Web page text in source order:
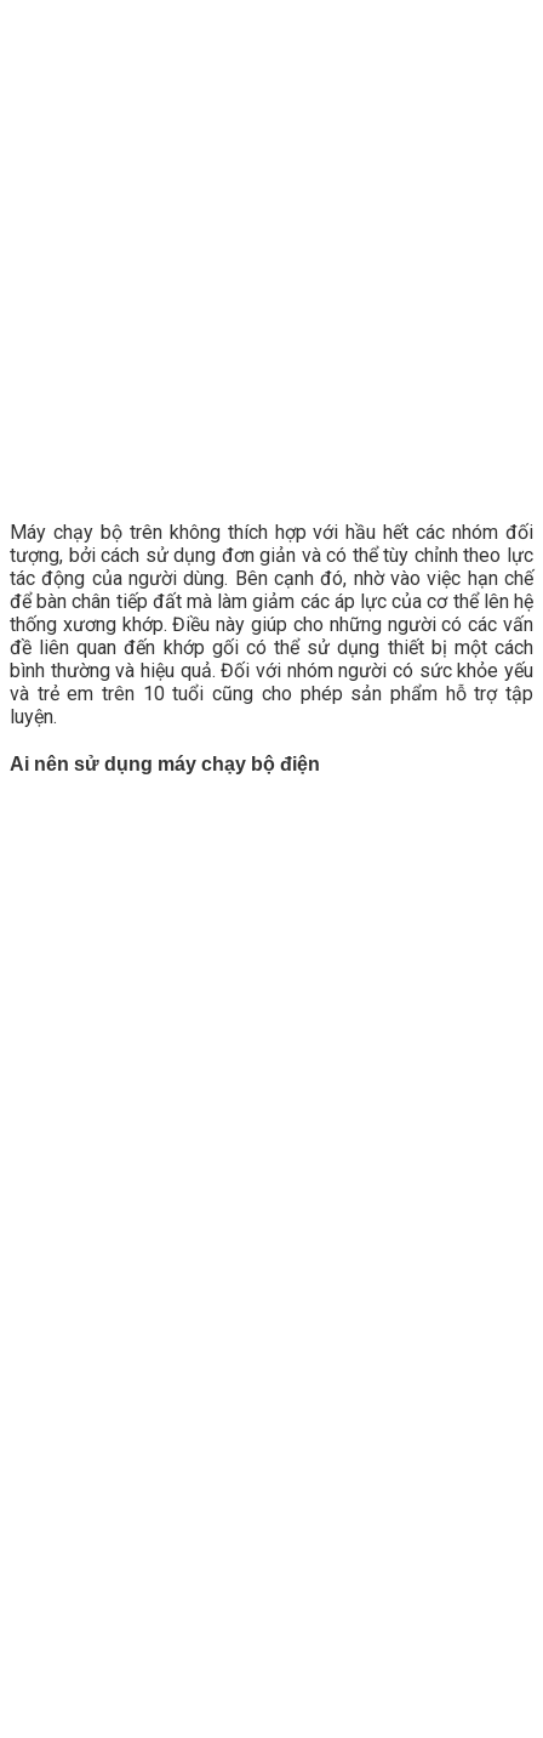
Máy chạy bộ trên không thích hợp với hầu hết các nhóm đối
tượng, bởi cách sử dụng đơn giản và có thể tùy chỉnh theo lực
tác động của người dùng. Bên cạnh đó, nhờ vào việc hạn chế
để bàn chân tiếp đất mà làm giảm các áp lực của cơ thể lên hệ
thống xương khớp. Điều này giúp cho những người có các vấn
đề liên quan đến khớp gối có thể sử dụng thiết bị một cách
bình thường và hiệu quả. Đối với nhóm người có sức khỏe yếu
và trẻ em trên 10 tuổi cũng cho phép sản phẩm hỗ trợ tập
luyện.
Ai nên sử dụng máy chạy bộ điện